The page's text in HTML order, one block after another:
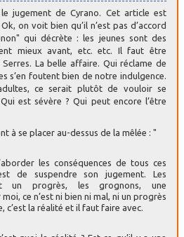
jugement de Cyrano. Cet article est
on voit bien qu’il n’est pas d’accord
qui décrète : les jeunes sont des
mieux avant, etc. etc. Il faut être
La belle affaire. Qui réclame de
s’en foutent bien de notre indulgence.
ce serait plutôt de vouloir se
est sévère ? Qui peut encore l’être
à se placer au-dessus de la mêlée : "
les conséquences de tous ces
de suspendre son jugement. Les
un progrès, les grognons, une
ce n’est ni bien ni mal, ni un progrès
c’est la réalité et il faut faire avec.